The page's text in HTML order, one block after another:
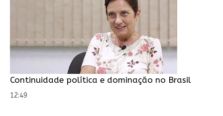
Continuidade política e dominação no Brasil
12:49